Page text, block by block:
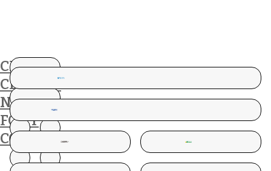
CES
CLIENTS
NOUS
FONT
CONFIANCE